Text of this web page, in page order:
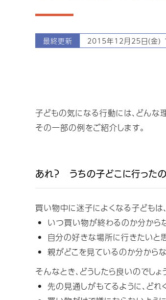
最終更新 2015年12月25日(金)
子どもの気になる行動には、どんな
その一部の例をご紹介します。
あれ？ うちの子どこに行ったの
買い物中に迷子によくなる子どもは
いつ買い物が終わるのか分から
自分の好きな場所に行きたいと
親がどこを見ているのか分からな
そんなとき、どうしたら良いのでしょ
先の見通しがもてるように、ど